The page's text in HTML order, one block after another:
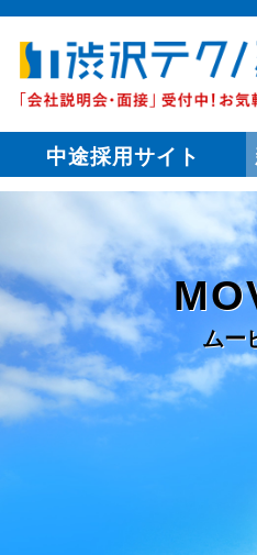
中途採用サイト
ムー